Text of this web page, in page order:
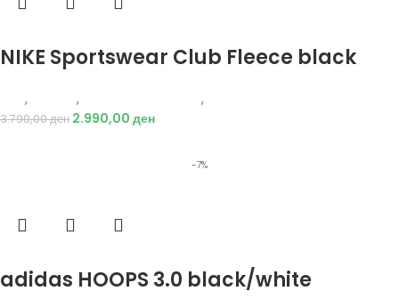
NIKE Sportswear Club Fleece black
, , ,
3.790,00ден 2.990,00 ден
-7%
adidas HOOPS 3.0 black/white